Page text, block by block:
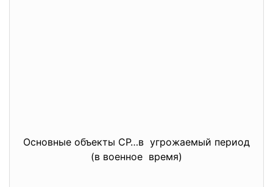
Основные объекты СР…в угрожаемый период
(в военное время)